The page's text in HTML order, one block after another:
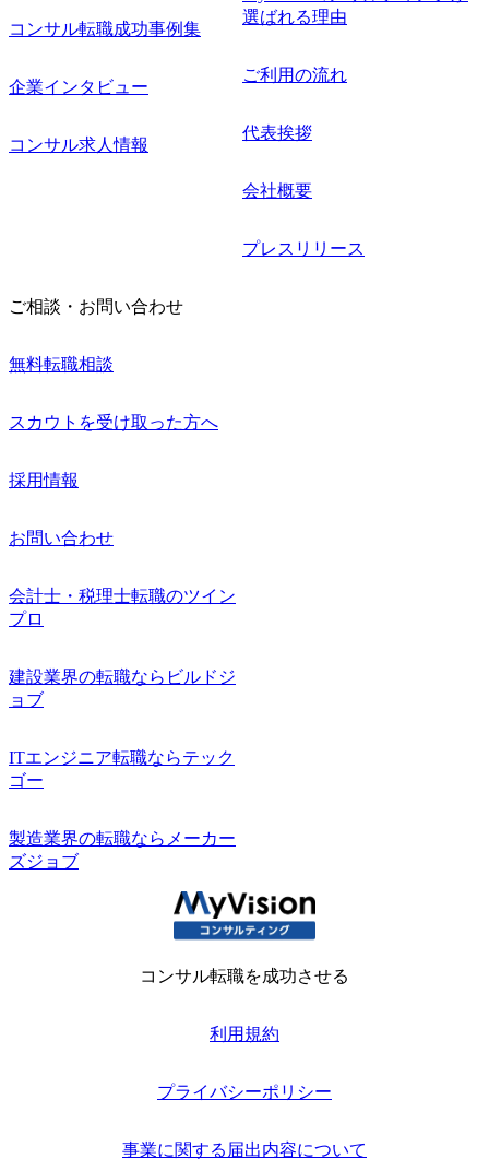
コンサル転職成功事例集
企業インタビュー
コンサル求人情報
選ばれる理由
ご利用の流れ
代表挨拶
会社概要
プレスリリース
ご相談・お問い合わせ
無料転職相談
スカウトを受け取った方へ
採用情報
お問い合わせ
会計士・税理士転職のツイン
プロ
建設業界の転職ならビルドジ
ョブ
ITエンジニア転職ならテック
ゴー
製造業界の転職ならメーカー
ズジョブ
コンサル転職を成功させる
利用規約
プライバシーポリシー
事業に関する届出内容について